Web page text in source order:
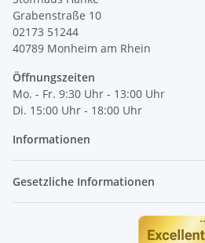
Grabenstraße 10
02173 51244
40789 Monheim am Rhein
Öffnungszeiten
Mo. - Fr. 9:30 Uhr - 13:00 Uhr
Di. 15:00 Uhr - 18:00 Uhr
Informationen
Gesetzliche Informationen